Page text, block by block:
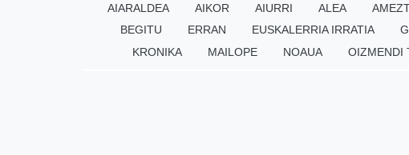
AIARALDEA AIKOR AIURRI ALEA
BEGITU
ERRAN EUSKALERRIA IRRATIA
KRONIKA
MAILOPE NOAUA OIZMENDI